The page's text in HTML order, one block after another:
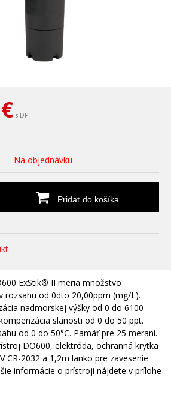
€ s DPH
Na objednávku
Pridať do košíka
ExStik® II meria množstvo
rozsahu od 0dto 20,00ppm (mg/L).
nadmorskej výšky od 0 do 6100
slanosti od 0 do 50 ppt.
od 0 do 50°C. Pamäť pre 25 meraní.
DO600, elektróda, ochranná krytka
CR-2032 a 1,2m lanko pre zavesenie
informácie o prístroji nájdete v prílohe